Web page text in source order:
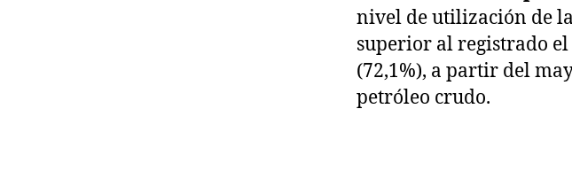
nivel de utilización de
superior al registrado
(72,1%), a partir del
petróleo crudo.